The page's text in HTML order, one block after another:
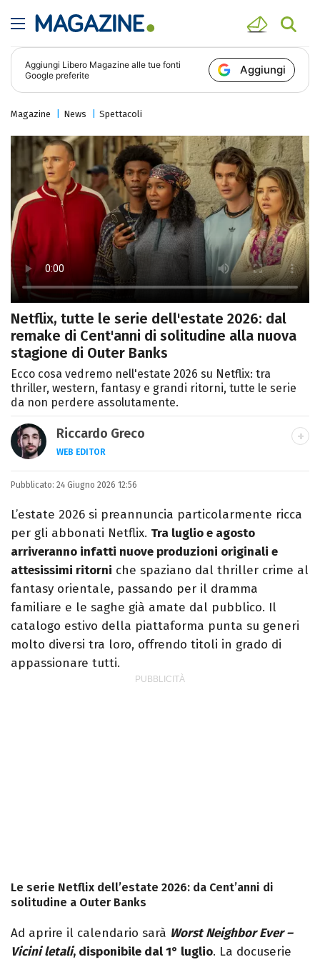
Aggiungi Libero Magazine alle tue fonti
Google preferite
Aggiungi
Magazine News Spettacoli
Netflix, tutte le serie dell'estate 2026: dal
remake di Cent'anni di solitudine alla nuova
stagione di Outer Banks
Ecco cosa vedremo nell'estate 2026 su Netflix: tra
thriller, western, fantasy e grandi ritorni, tutte le serie
da non perdere assolutamente.
Riccardo Greco
WEB EDITOR
LINKEDIN
Si avvicina all'editoria studiando all'IED
come Fashion Editor. Si specializza poi in
Comunicazione digitale, Giornalismo e
Nuovi media presso La Sapienza,
collaborando con alcune testate ed uffici
stampa.
Pubblicato: 24 Giugno 2026 12:56
L’estate 2026 si preannuncia particolarmente ricca
per gli abbonati Netflix. Tra luglio e agosto
arriveranno infatti nuove produzioni originali e
attesissimi ritorni che spaziano dal thriller crime al
fantasy orientale, passando per il dramma
familiare e le saghe già amate dal pubblico. Il
catalogo estivo della piattaforma punta su generi
molto diversi tra loro, offrendo titoli in grado di
appassionare tutti.
Le serie Netflix dell’estate 2026: da Cent’anni di
solitudine a Outer Banks
Ad aprire il calendario sarà Worst Neighbor Ever –
Vicini letali, disponibile dal 1° luglio. La docuserie